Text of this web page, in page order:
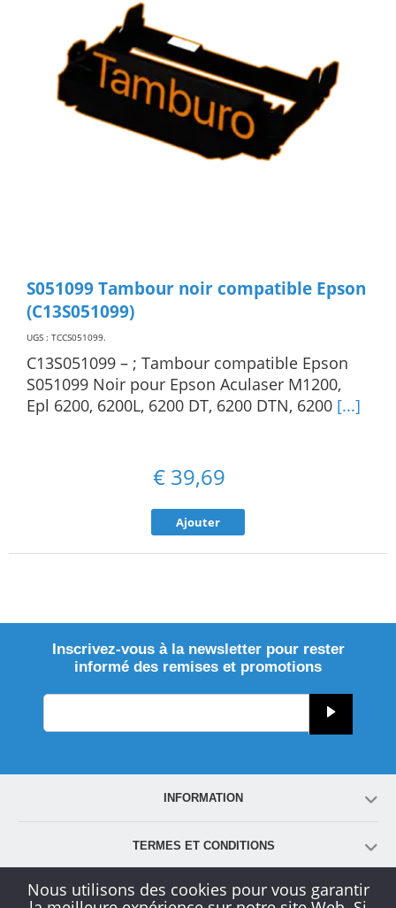
S051099 Tambour noir compatible Epson
(C13S051099)
UGS : TCCS051099.
C13S051099 – ; Tambour compatible Epson
S051099 Noir pour Epson Aculaser M1200,
Epl 6200, 6200L, 6200 DT, 6200 DTN, 6200 [...]
€ 39,69
Ajouter
Inscrivez-vous à la newsletter pour rester
informé des remises et promotions
INFORMATION
TERMES ET CONDITIONS
COMPTE
Nous utilisons des cookies pour vous garantir